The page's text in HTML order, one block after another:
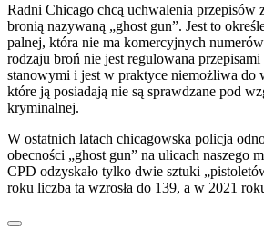
Radni Chicago chcą uchwalenia przepisów
bronią nazywaną „ghost gun”. Jest to
palnej, która nie ma komercyjnych
rodzaju broń nie jest regulowana
stanowymi i jest w praktyce niemożliwa do
które ją posiadają nie są sprawdzane pod
kryminalnej.
W ostatnich latach chicagowska policja
obecności „ghost gun” na ulicach naszego
CPD odzyskało tylko dwie sztuki
roku liczba ta wzrosła do 139, a w 2021